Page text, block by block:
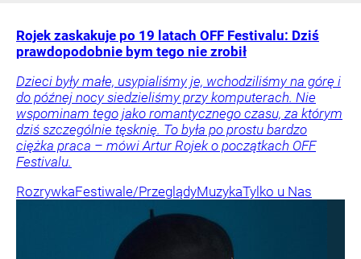
Rojek zaskakuje po 19 latach OFF Festivalu: Dziś
prawdopodobnie bym tego nie zrobił
Dzieci były małe, usypialiśmy je, wchodziliśmy na górę i
do późnej nocy siedzieliśmy przy komputerach. Nie
wspominam tego jako romantycznego czasu, za którym
dziś szczególnie tęsknię. To była po prostu bardzo
ciężka praca – mówi Artur Rojek o początkach OFF
Festivalu.
RozrywkaFestiwale/PrzeglądyMuzykaTylko u Nas